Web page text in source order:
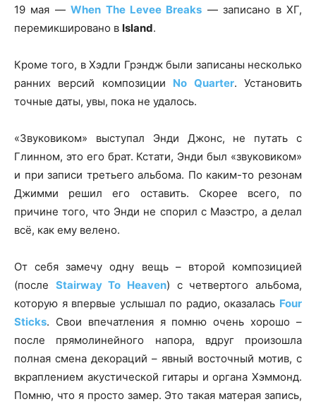
19 мая —When The Levee Breaks — записано в ХГ,
перемикшировано в Island.
Кроме того, в Хэдли Грэндж были записаны несколько
ранних версий композиции No Quarter. Установить
точные даты, увы, пока не удалось.
«Звуковиком» выступал Энди Джонс, не путать с
Глинном, это его брат. Кстати, Энди был «звуковиком»
и при записи третьего альбома. По каким-то резонам
Джимми решил его оставить. Скорее всего, по
причине того, что Энди не спорил с Маэстро, а делал
всё, как ему велено.
От себя замечу одну вещь – второй композицией
(после Stairway To Heaven) с четвертого альбома,
которую я впервые услышал по радио, оказалась Four
Sticks. Свои впечатления я помню очень хорошо –
после прямолинейного напора, вдруг произошла
полная смена декораций – явный восточный мотив, с
вкраплением акустической гитары и органа Хэммонд.
Помню, что я просто замер. Это такая матерая запись,